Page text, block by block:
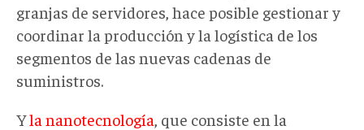
granjas de servidores, hace posible gestionar y
coordinar la producción y la logística de los
segmentos de las nuevas cadenas de
suministros.
Yla nanotecnología , que consiste en la